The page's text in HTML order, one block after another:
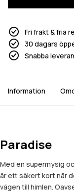
Fri frakt & fria
30 dagars
Snabba
Information
Paradise
Med en supermysig
är ett säkert kort när
vägen till himlen.